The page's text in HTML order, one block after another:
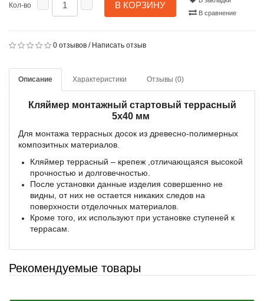
Кол-во В КОРЗИНУ
В сравнение
0 отзывов / Написать отзыв
Описание Характеристики Отзывы (0)
Кляймер монтажный стартовый террасный
5х40 мм
Для монтажа террасных досок из древесно-полимерных
композитных материалов.
Кляймер террасный – крепеж ,отличающаяся высокой
прочностью и долговечностью.
После установки данные изделия совершенно не
видны, от них не остается никаких следов на
поверхности отделочных материалов.
Кроме того, их используют при установке ступеней к
террасам.
Рекомендуемые товары